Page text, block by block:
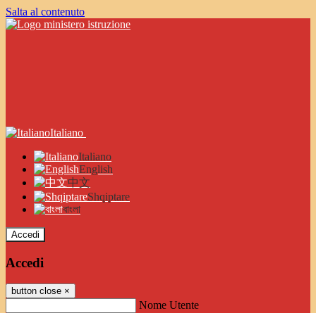
Salta al contenuto
Italiano
Italiano
English
中文
Shqiptare
বাংলা
Accedi
Accedi
button close ×
Nome Utente